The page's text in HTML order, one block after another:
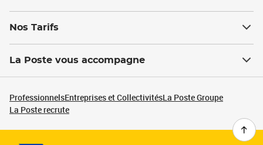
Nos Tarifs
La Poste vous accompagne
ProfessionnelsEntreprises et CollectivitésLa Poste Groupe
La Poste recrute